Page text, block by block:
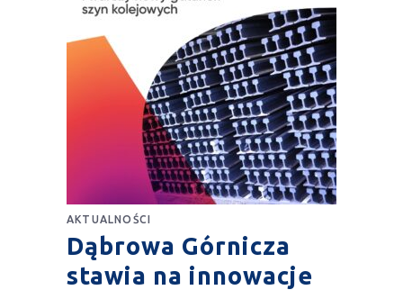
AKTUALNOŚCI
Dąbrowa Górnicza
stawia na innowacje